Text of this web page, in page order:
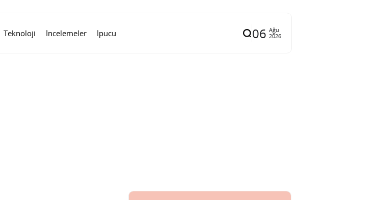
Teknoloji İncelemeler İpucu 06 Ağu
2026